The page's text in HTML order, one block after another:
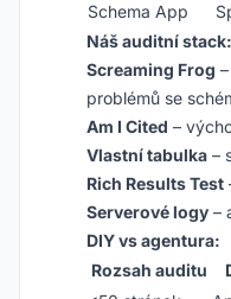
Schema App
Náš auditní stack:
Screaming Frog
problémů se
Am I Cited –
Vlastní tabulka –
Rich Results Test
Serverové logy –
DIY vs agentura:
Rozsah auditu